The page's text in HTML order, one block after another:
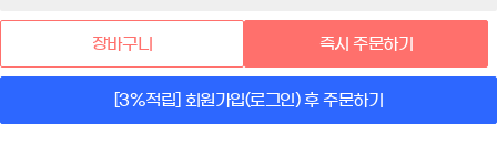
장바구니 즉시 주문하기
[3%적립] 회원가입(로그인) 후 주문하기